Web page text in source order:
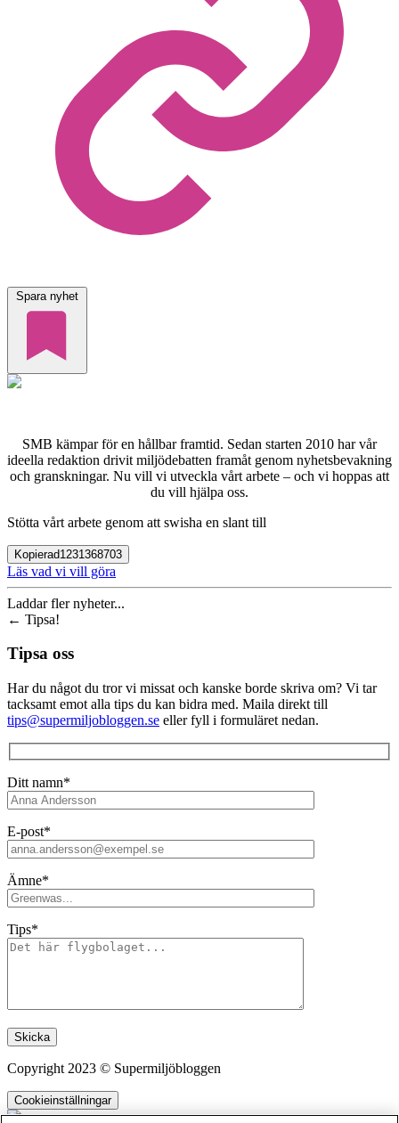
Spara nyhet
SMB kämpar för en hållbar framtid. Sedan starten 2010 har vår
ideella redaktion drivit miljödebatten framåt genom nyhetsbevakning
och granskningar. Nu vill vi utveckla vårt arbete – och vi hoppas att
du vill hjälpa oss.
Stötta vårt arbete genom att swisha en slant till
Kopierad1231368703
Läs vad vi vill göra
Laddar fler nyheter...
← Tipsa!
Tipsa oss
Har du något du tror vi missat och kanske borde skriva om? Vi tar
tacksamt emot alla tips du kan bidra med. Maila direkt till
tips@supermiljobloggen.se eller fyll i formuläret nedan.
Ditt namn*
E-post*
Ämne*
Tips*
Lämna detta fält tomt.
Copyright 2023 © Supermiljöbloggen
Cookieinställningar